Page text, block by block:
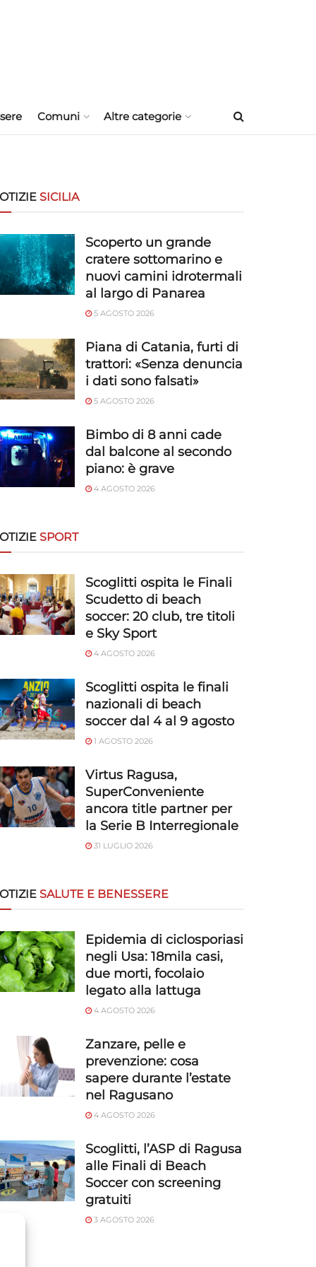
Comuni Altre categorie
SICILIA
Scoperto un grande
cratere sottomarino e
nuovi camini idrotermali
al largo di Panarea
5 AGOSTO 2026
Piana di Catania, furti di
trattori: «Senza denuncia
i dati sono falsati»
5 AGOSTO 2026
Bimbo di 8 anni cade
dal balcone al secondo
piano: è grave
4 AGOSTO 2026
SPORT
Scoglitti ospita le Finali
Scudetto di beach
soccer: 20 club, tre titoli
e Sky Sport
4 AGOSTO 2026
Scoglitti ospita le finali
nazionali di beach
soccer dal 4 al 9 agosto
1 AGOSTO 2026
Virtus Ragusa,
SuperConveniente
ancora title partner per
la Serie B Interregionale
31 LUGLIO 2026
SALUTE E BENESSERE
Epidemia di ciclosporiasi
negli Usa: 18mila casi,
due morti, focolaio
legato alla lattuga
4 AGOSTO 2026
Zanzare, pelle e
prevenzione: cosa
sapere durante l’estate
nel Ragusano
4 AGOSTO 2026
Scoglitti, l’ASP di Ragusa
alle Finali di Beach
Soccer con screening
gratuiti
3 AGOSTO 2026